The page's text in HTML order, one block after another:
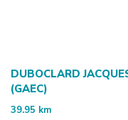
DUBOCLARD
(GAEC)
39.95 km